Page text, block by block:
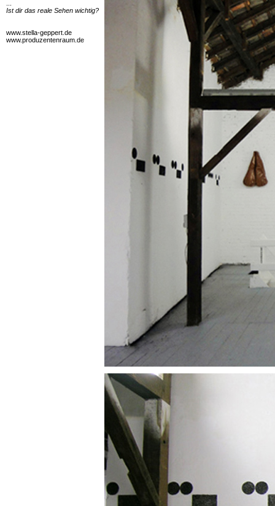
Ist dir das reale Sehen wichtig?
www.stella-geppert.de
www.produzentenraum.de